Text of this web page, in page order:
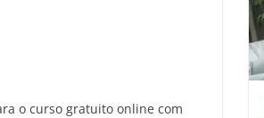
o curso gratuito online com